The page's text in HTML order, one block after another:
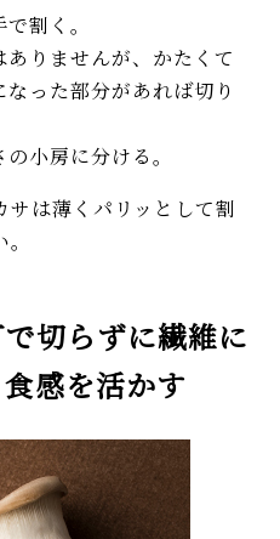
割く。
りませんが、かたくて
った部分があれば切り
小房に分ける。
サは薄くパリッとして割
で切らずに繊維に
感を活かす